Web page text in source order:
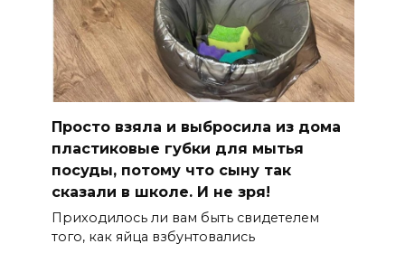
Просто взяла и выбросила из дома
пластиковые губки для мытья
посуды, потому что сыну так
сказали в школе. И не зря!
Приходилось ли вам быть свидетелем
того, как яйца взбунтовались